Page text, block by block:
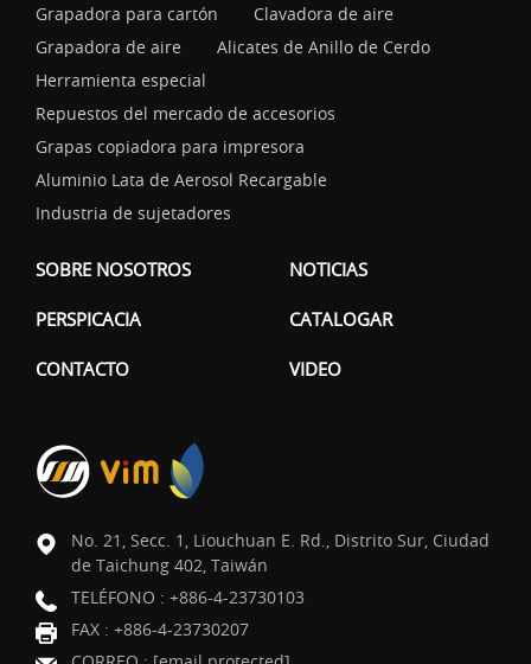
Grapadora para cartón
Clavadora de aire
Grapadora de aire
Alicates de Anillo de Cerdo
Herramienta especial
Repuestos del mercado de accesorios
Grapas copiadora para impresora
Aluminio Lata de Aerosol Recargable
Industria de sujetadores
SOBRE NOSOTROS NOTICIAS
PERSPICACIA CATALOGAR
CONTACTO VIDEO
No. 21, Secc. 1, Liouchuan E. Rd., Distrito Sur, Ciudad
de Taichung 402, Taiwán
TELÉFONO : +886-4-23730103
FAX : +886-4-23730207